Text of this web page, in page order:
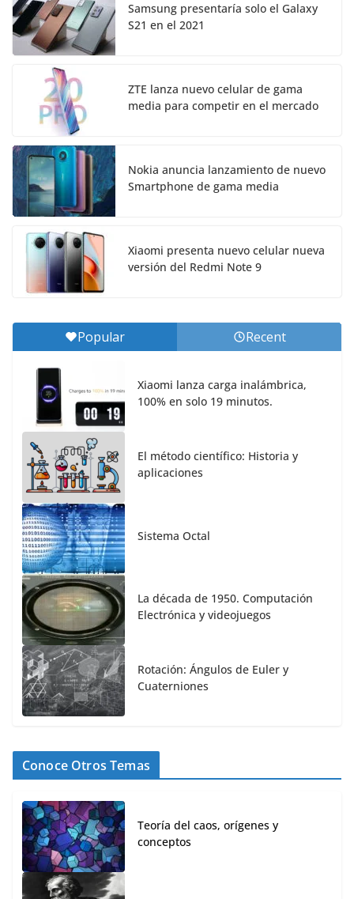
Samsung presentaría solo el Galaxy
S21 en el 2021
ZTE lanza nuevo celular de gama
media para competir en el mercado
Nokia anuncia lanzamiento de nuevo
Smartphone de gama media
Xiaomi presenta nuevo celular nueva
versión del Redmi Note 9
Popular Recent
Xiaomi lanza carga inalámbrica,
100% en solo 19 minutos.
El método científico: Historia y
aplicaciones
Sistema Octal
La década de 1950. Computación
Electrónica y videojuegos
Rotación: Ángulos de Euler y
Cuaterniones
Conoce Otros Temas
Teoría del caos, orígenes y
conceptos